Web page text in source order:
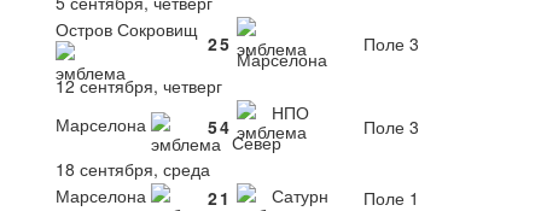
Остров Сокровищ
25
Марселона
Поле 3
12 сентября, четверг
Марселона
54
НПО
Север
Поле 3
18 сентября, среда
Марселона
21 Сатурн
Поле 1